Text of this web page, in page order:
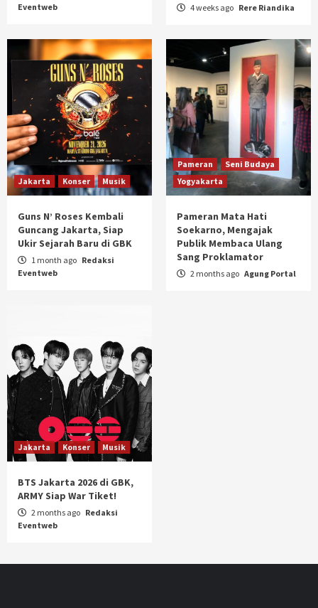
Eventweb
4 weeks ago Rere Riandika
Jakarta Konser Musik
Guns N’ Roses Kembali
Guncang Jakarta, Siap
Ukir Sejarah Baru di GBK
1 month ago Redaksi
Eventweb
Pameran
Seni Budaya
Yogyakarta
Pameran Mata Hati
Soekarno, Mengajak
Publik Membaca Ulang
Sang Proklamator
2 months ago Agung Portal
Jakarta Konser Musik
BTS Jakarta 2026 di GBK,
ARMY Siap War Tiket!
2 months ago Redaksi
Eventweb